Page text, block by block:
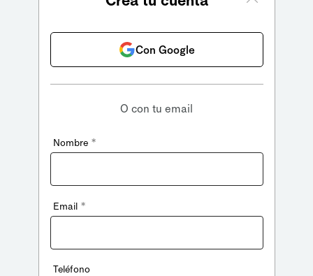
Con Google
O con tu email
Nombre *
Email *
Teléfono